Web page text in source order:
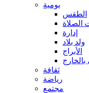
يومية
الطقس
الصلاة
إدارة
ولد بلاد
الأبراج
ثقافة
رياضة
مجتمع